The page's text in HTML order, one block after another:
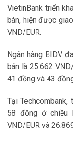
VietinBank triển
bán, hiện được
VND/EUR.
Ngân hàng BIDV
bán là 25.662
41 đồng và 43
Tại
58 đồng ở chiều
VND/EUR và